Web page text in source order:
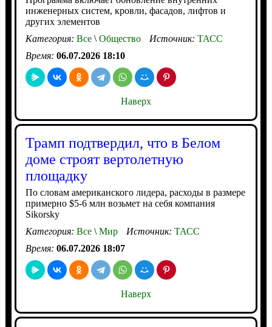
инженерных систем, кровли, фасадов, лифтов и
других элементов
Категория: Все\Общество Источник: ТАСС
Время: 06.07.2026 18:10
Наверх
Трамп подтвердил, что в Белом
доме строят вертолетную
площадку
По словам американского лидера, расходы в размере
примерно $5-6 млн возьмет на себя компания
Sikorsky
Категория: Все\Мир Источник: ТАСС
Время: 06.07.2026 18:07
Наверх